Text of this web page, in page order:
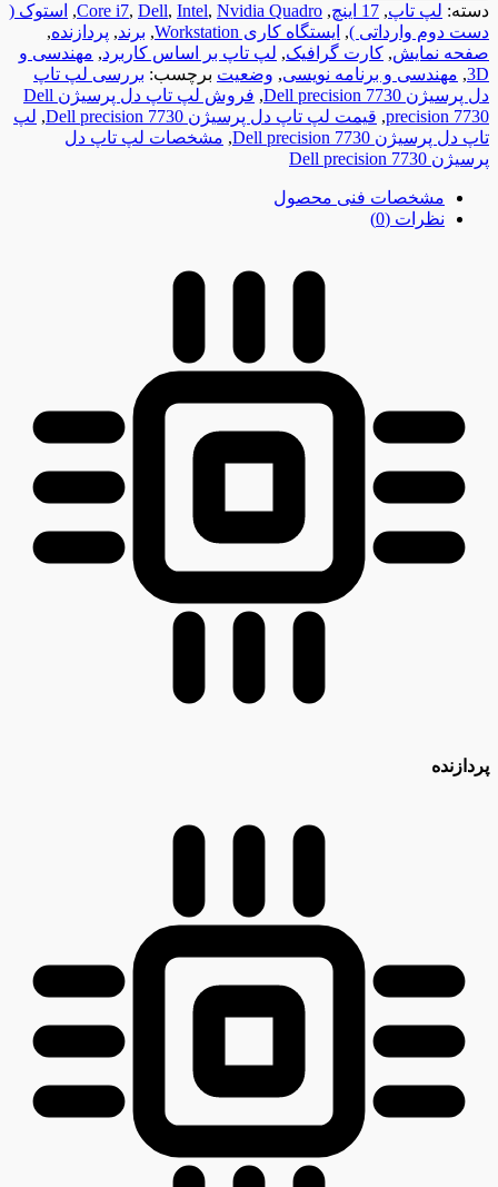
دسته: لپ تاپ, 17 اینچ ,
Core i7, Dell, Intel, Nvidia Quadro
, استوک (
دست دوم وارداتی ), ایستگاه کاری Workstation , برند, پردازنده,
صفحه نمایش, کارت گرافیک, لپ تاپ بر اساس کاربرد, مهندسی و
3D
, مهندسی و برنامه نویسی, وضعیت برچسب: بررسی لپ تاپ
دل پرسیژن Dell precision 7730
,
فروش لپ تاپ دل پرسیژن Dell
precision 7730
, قیمت لپ تاپ دل پرسیژن Dell precision 7730 , لپ
تاپ دل پرسیژن Dell precision 7730
, مشخصات لپ تاپ دل
پرسیژن Dell precision 7730
مشخصات فنی محصول
نظرات (0)
پردازنده